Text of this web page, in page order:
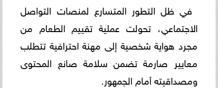
في ظل التطور المتسارع لمنصات التواصل
الاجتماعي، تحولت عملية تقييم الطعام من
مجرد هواية شخصية إلى مهنة احترافية تتطلب
معايير صارمة تضمن سلامة صانع المحتوى
ومصداقيته أمام الجمهور.